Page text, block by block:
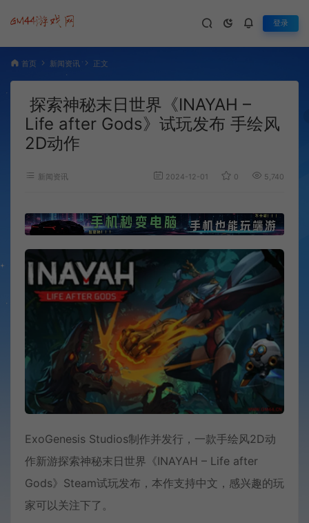
登录
首页 新闻资讯 正文
探索神秘末日世界《INAYAH –
Life after Gods》试玩发布 手绘风
2D动作
新闻资讯 2024-12-01 0 5,740
ExoGenesis Studios制作并发行，一款手绘风2D动
作新游探索神秘末日世界《INAYAH – Life after
Gods》Steam试玩发布，本作支持中文，感兴趣的玩
家可以关注下了。